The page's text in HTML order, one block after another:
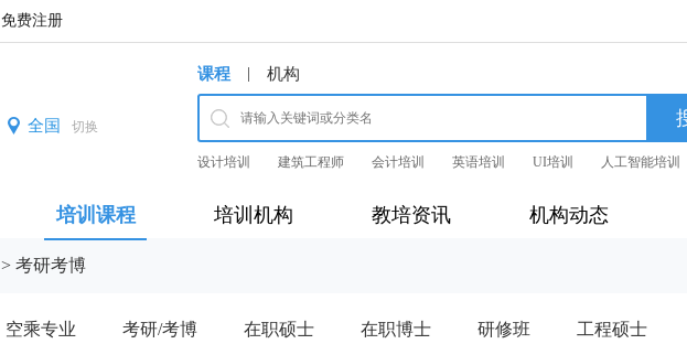
免费注册
全国 切换
课程 | 机构
设计培训 建筑工程师 会计培训 英语培训 UI培训 人工智能培训
培训课程 培训机构 教培资讯 机构动态
> 考研考博
空乘专业 考研/考博 在职硕士 在职博士 研修班 工程硕士